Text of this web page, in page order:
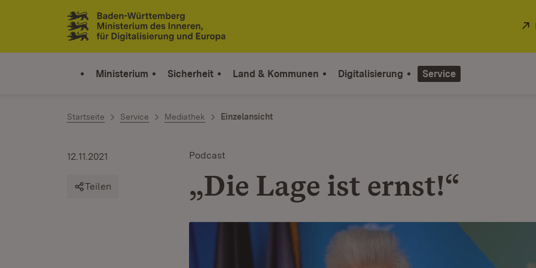
Zum Inhalt springen
Link zur Startseite
Ministerium Sicherheit Land & Kommunen Digitalisierung Service
Startseite Service Mediathek Einzelansicht
Podcast
„Die Lage ist ernst!“
12.11.2021
Teilen